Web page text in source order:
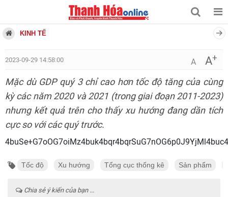
KINH TẾ
2023-09-29 14:58:00 A A+
Mặc dù GDP quý 3 chỉ cao hơn tốc độ tăng của cùng
kỳ các năm 2020 và 2021 (trong giai đoạn 2011-2023)
nhưng kết quả trên cho thấy xu hướng đang dần tích
cực so với các quý trước.
Tốc độ Xu hướng Tổng cục thống kê Sản phẩm
Chia sẻ ý kiến của bạn ...